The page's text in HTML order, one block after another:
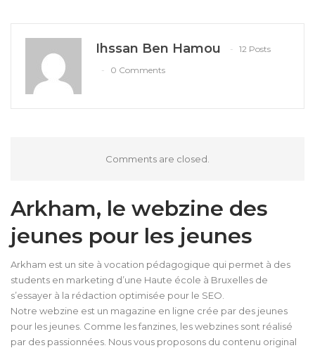
Ihssan Ben Hamou
12 Posts
0 Comments
Comments are closed.
Arkham, le webzine des
jeunes pour les jeunes
Arkham est un site à vocation pédagogique qui permet à des
students en marketing d’une Haute école à Bruxelles de
s’essayer à la rédaction optimisée pour le SEO.
Notre webzine est un magazine en ligne crée par des jeunes
pour les jeunes. Comme les fanzines, les webzines sont réalisé
par des passionnées. Nous vous proposons du contenu original